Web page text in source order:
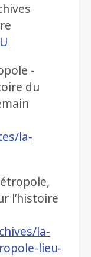
-
du
la-
l’histoire
la-
lieu-